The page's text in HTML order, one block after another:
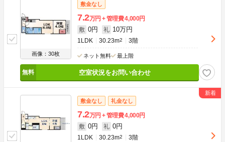
画像：30枚
敷金なし
7.2万円 管理費4,000円
敷 0円 礼 10万円
1LDK 30.23m2 3階
ネット無料 最上階
空室状況をお問い合わせ
敷金なし 礼金なし
7.2万円 管理費4,000円
敷 0円 礼 0円
1LDK 30.23m2 3階